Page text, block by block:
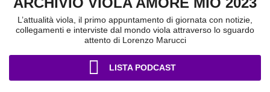
L’attualità viola, il primo appuntamento di giornata con notizie,
collegamenti e interviste dal mondo viola attraverso lo sguardo
attento di Lorenzo Marucci
LISTA PODCAST